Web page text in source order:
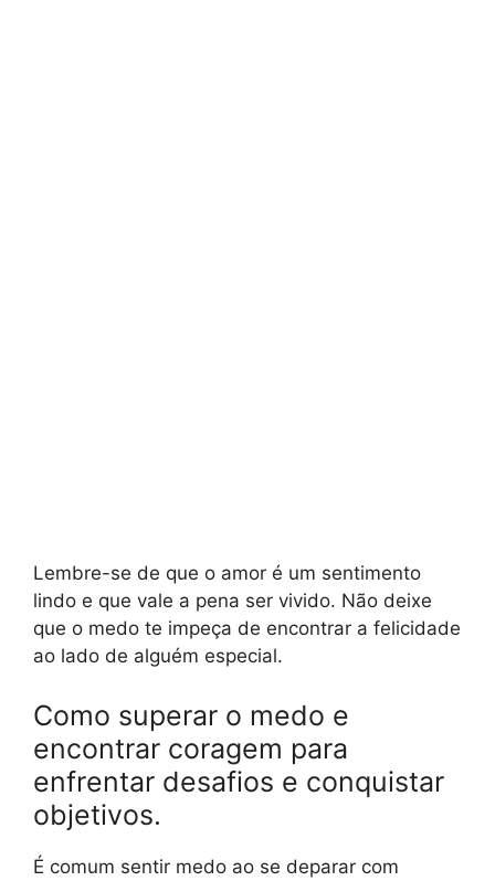
Lembre-se de que o amor é um sentimento
lindo e que vale a pena ser vivido. Não deixe
que o medo te impeça de encontrar a felicidade
ao lado de alguém especial.
Como superar o medo e
encontrar coragem para
enfrentar desafios e conquistar
objetivos.
É comum sentir medo ao se deparar com